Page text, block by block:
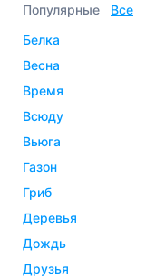
Популярные
Все
белка
весна
время
всюду
вьюга
газон
гриб
деревья
дождь
друзья